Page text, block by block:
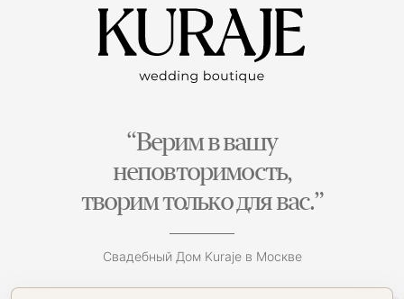
“Верим в вашу
неповторимость,
творим только для вас.”
Свадебный Дом Kuraje в Москве